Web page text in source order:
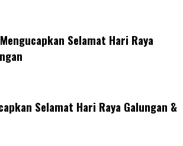
Selamat Hari Raya
Selamat Hari Raya Galungan &